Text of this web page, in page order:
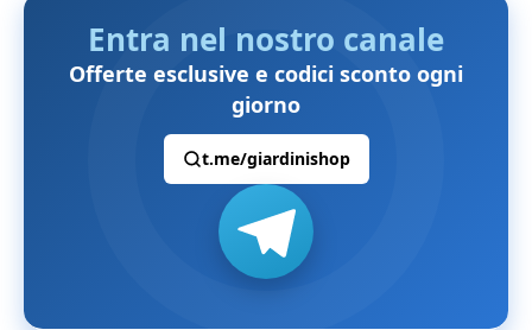
Entra nel nostro canale
Offerte esclusive e codici sconto ogni
giorno
t.me/giardinishop